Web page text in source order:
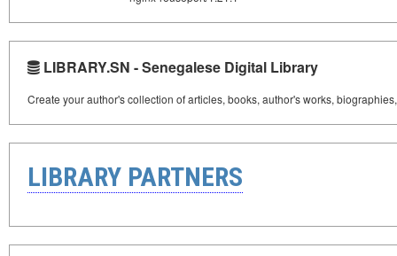
LIBRARY.SN - Senegalese Digital Library
Create your author's collection of articles, books, author's works,
LIBRARY PARTNERS